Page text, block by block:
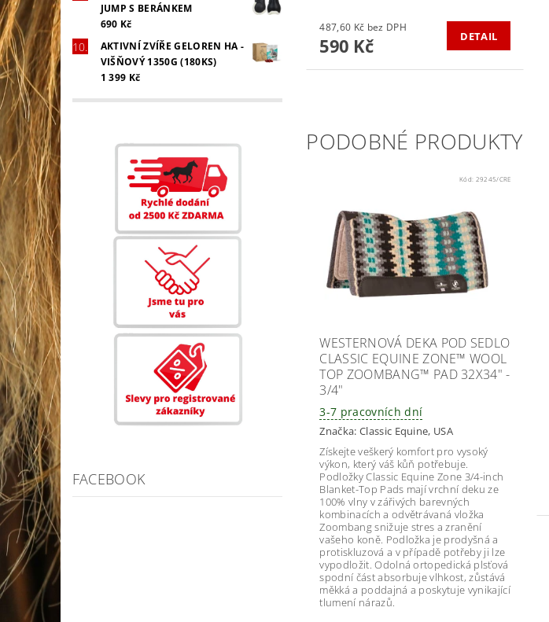
JUMP S BERÁNKEM
690 Kč
AKTIVNÍ ZVÍŘE GELOREN HA -
VIŠŇOVÝ 1350G (180KS)
1 399 Kč
FACEBOOK
487,60 Kč bez DPH
590 Kč DETAIL
PODOBNÉ PRODUKTY
Kód: 29245/CRE
WESTERNOVÁ DEKA POD SEDLO
CLASSIC EQUINE ZONE™ WOOL
TOP ZOOMBANG™ PAD 32X34" -
3/4"
3-7 pracovních dní
Značka: Classic Equine, USA
Získejte veškerý komfort pro vysoký
výkon, který váš kůň potřebuje.
Podložky Classic Equine Zone 3/4-inch
Blanket-Top Pads mají vrchní deku ze
100% vlny v zářivých barevných
kombinacích a odvětrávaná vložka
Zoombang snižuje stres a zranění
vašeho koně. Podložka je prodyšná a
protiskluzová a v případě potřeby ji lze
vypodložit. Odolná ortopedická plsťová
spodní část absorbuje vlhkost, zůstává
měkká a poddajná a poskytuje vynikající
tlumení nárazů.